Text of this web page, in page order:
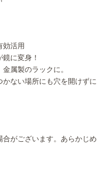
効活用
に変身！
属製のラックに。
ない場所にも穴を開けずに
がございます。あらかじめ